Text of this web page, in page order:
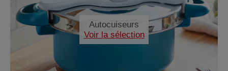
Autocuiseurs
Voir la sélection